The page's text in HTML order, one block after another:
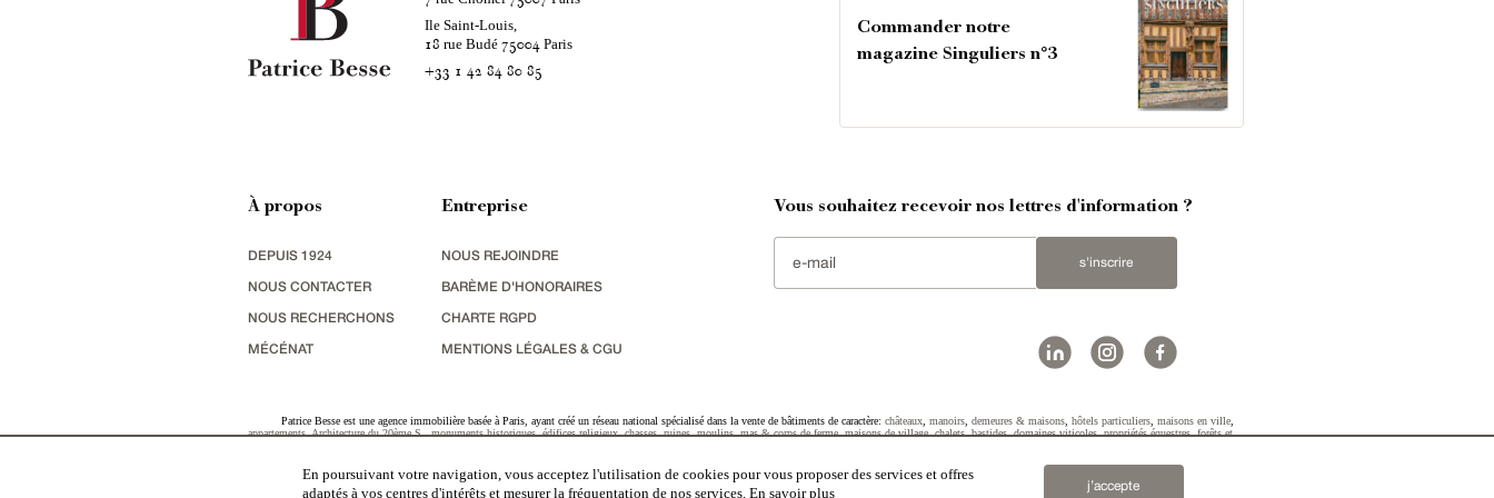
Ile Saint-Louis,
18 rue Budé 75004Paris
+33 1 42 84 80 85
Commander notre
magazine Singuliers n°3
À propos
DEPUIS 1924
NOUS CONTACTER
NOUS RECHERCHONS
MÉCÉNAT
Entreprise
NOUS REJOINDRE
BARÈME D'HONORAIRES
CHARTE RGPD
MENTIONS LÉGALES & CGU
Vous souhaitez recevoir nos lettres d'information ?
s'inscrire
Patrice Besse est une agence immobilière basée à Paris, ayant créé un réseau national spécialisé dans la vente de bâtiments de caractère: châteaux manoirs demeures & maisons hôtels particuliers maisons en ville
appartements,Architecture du 20ème S.,monuments historiques,édifices religieux,chasses,ruines,moulins,mas & corps de ferme,maisons de village,chalets,bastides,domaines viticoles,propriétés équestres,forêts et
En poursuivant votre navigation, vous acceptez l'utilisation de cookies pour vous proposer des services et offres
adaptés à vos centres d'intérêts et mesurer la fréquentation de nos services. En savoir plus j’accepte